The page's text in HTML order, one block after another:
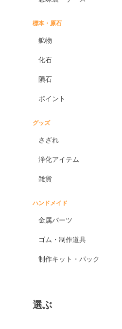
標本・原石
鉱物
化石
隕石
ポイント
グッズ
さざれ
浄化アイテム
雑貨
ハンドメイド
金属パーツ
ゴム・制作道具
制作キット・パック
選ぶ